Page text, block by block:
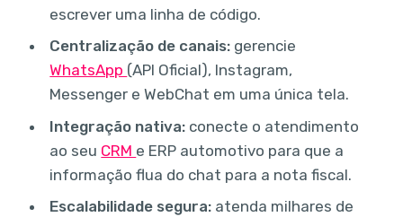
escrever uma linha de código.
Centralização de canais: gerencie
WhatsApp (API Oficial), Instagram,
Messenger e WebChat em uma única tela.
Integração nativa: conecte o atendimento
ao seu CRM e ERP automotivo para que a
informação flua do chat para a nota fiscal.
Escalabilidade segura: atenda milhares de